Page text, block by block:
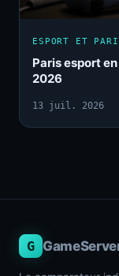
ESPORT ET
Paris esport
2026
13 juil. 2026
G